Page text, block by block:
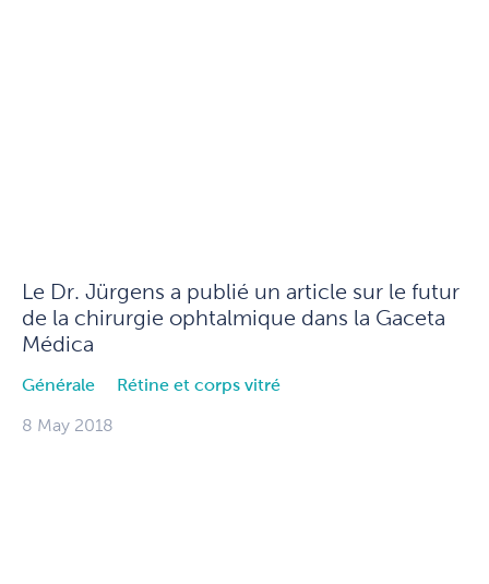
Le Dr. Jürgens a publié un article sur le futur
de la chirurgie ophtalmique dans la Gaceta
Médica
Générale Rétine et corps vitré
8 May 2018